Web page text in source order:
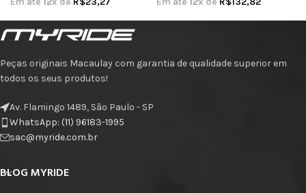
Peças originais Macaulay com garantia de qualidade superior em
todos os seus produtos!
Av. Flamingo 1489, São Paulo - SP
WhatsApp: (11) 96183-1995
sac@myride.com.br
BLOG MYRIDE